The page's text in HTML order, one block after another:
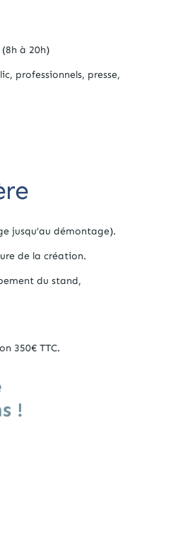
à 20h)
professionnels, presse,
jusqu’au démontage).
de la création.
du stand,
350€ TTC.
!